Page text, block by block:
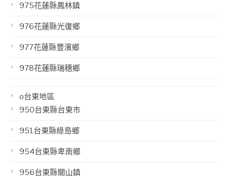
975花蓮縣鳳林鎮
976花蓮縣光復鄉
977花蓮縣豐濱鄉
978花蓮縣瑞穗鄉
o台東地區
950台東縣台東市
951台東縣綠島鄉
954台東縣卑南鄉
956台東縣關山鎮